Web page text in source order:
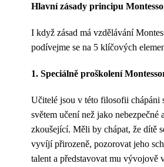
Hlavní zásady principu
I když zásad má vzdělávání
podívejme se na 5 klíčových
1. Speciálně proškolení
Učitelé jsou v této filosofii chápáni
světem učení než jako nebezpečné
zkoušející. Měli by chápat, že dítě
vyvíjí přirozeně, pozorovat jeho
talent a představovat mu vývojově